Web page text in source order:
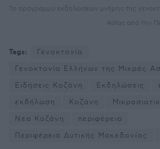
Το πρόγραμμα εκδηλώσεων μνήμης της
Ασίας από την
Tags:
Γενοκτονία
Γενοκτονία Ελλήνων της Μικράς
Ειδήσεις Κοζάνη
Εκδηλώσεις
εκδήλωση
Κοζάνη
Νέα Κοζάνη
περιφέρεια
Περιφέρεια Δυτικής Μακεδονίας